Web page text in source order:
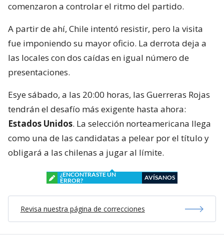
comenzaron a controlar el ritmo del partido.
A partir de ahí, Chile intentó resistir, pero la visita
fue imponiendo su mayor oficio. La derrota deja a
las locales con dos caídas en igual número de
presentaciones.
Esye sábado, a las 20:00 horas, las Guerreras Rojas
tendrán el desafío más exigente hasta ahora:
Estados Unidos. La selección norteamericana llega
como una de las candidatas a pelear por el título y
obligará a las chilenas a jugar al límite.
¿ENCONTRASTE UN
ERROR?
AVÍSANOS
Revisa nuestra página de correcciones